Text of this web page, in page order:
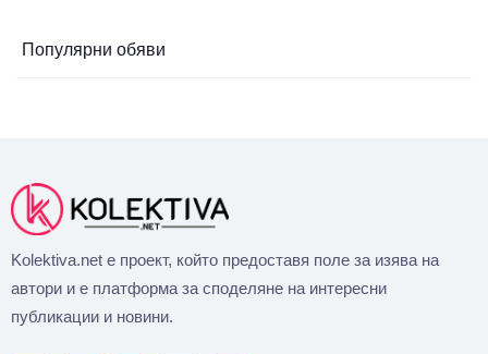
Популярни обяви
Kolektiva.net е проект, който предоставя поле за изява на
автори и е платформа за споделяне на интересни
публикации и новини.